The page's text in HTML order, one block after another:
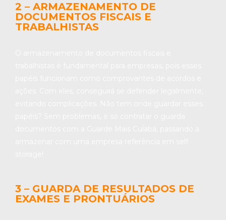
2 – ARMAZENAMENTO DE
DOCUMENTOS FISCAIS E
TRABALHISTAS
3 – GUARDA DE RESULTADOS DE
EXAMES E PRONTUÁRIOS